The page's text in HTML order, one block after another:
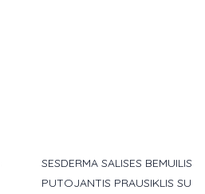
SESDERMA SALISES BEMUILIS
PUTOJANTIS PRAUSIKLIS SU